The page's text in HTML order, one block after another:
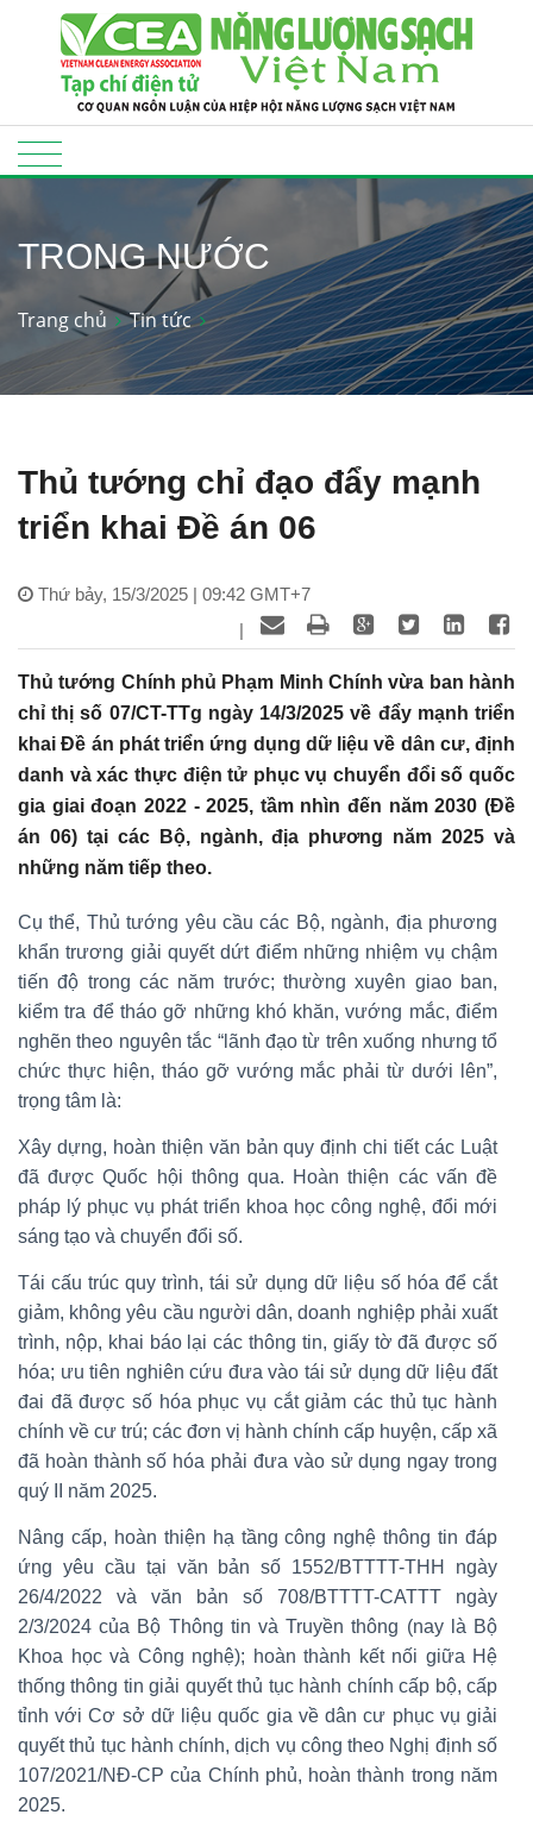
TRONG NƯỚC
Trang chủ Tin tức
Thủ tướng chỉ đạo đẩy mạnh
triển khai Đề án 06
Thứ bảy, 15/3/2025 | 09:42 GMT+7
|
Thủ tướng Chính phủ Phạm Minh Chính vừa ban hành
chỉ thị số 07/CT-TTg ngày 14/3/2025 về đẩy mạnh triển
khai Đề án phát triển ứng dụng dữ liệu về dân cư, định
danh và xác thực điện tử phục vụ chuyển đổi số quốc
gia giai đoạn 2022 - 2025, tầm nhìn đến năm 2030 (Đề
án 06) tại các Bộ, ngành, địa phương năm 2025 và
những năm tiếp theo.
Cụ thể, Thủ tướng yêu cầu các Bộ, ngành, địa phương
khẩn trương giải quyết dứt điểm những nhiệm vụ chậm
tiến độ trong các năm trước; thường xuyên giao ban,
kiểm tra để tháo gỡ những khó khăn, vướng mắc, điểm
nghẽn theo nguyên tắc “lãnh đạo từ trên xuống nhưng tổ
chức thực hiện, tháo gỡ vướng mắc phải từ dưới lên”,
trọng tâm là:
Xây dựng, hoàn thiện văn bản quy định chi tiết các Luật
đã được Quốc hội thông qua. Hoàn thiện các vấn đề
pháp lý phục vụ phát triển khoa học công nghệ, đổi mới
sáng tạo và chuyển đổi số.
Tái cấu trúc quy trình, tái sử dụng dữ liệu số hóa để cắt
giảm, không yêu cầu người dân, doanh nghiệp phải xuất
trình, nộp, khai báo lại các thông tin, giấy tờ đã được số
hóa; ưu tiên nghiên cứu đưa vào tái sử dụng dữ liệu đất
đai đã được số hóa phục vụ cắt giảm các thủ tục hành
chính về cư trú; các đơn vị hành chính cấp huyện, cấp xã
đã hoàn thành số hóa phải đưa vào sử dụng ngay trong
quý II năm 2025.
Nâng cấp, hoàn thiện hạ tầng công nghệ thông tin đáp
ứng yêu cầu tại văn bản số 1552/BTTTT-THH ngày
26/4/2022 và văn bản số 708/BTTTT-CATTT ngày
2/3/2024 của Bộ Thông tin và Truyền thông (nay là Bộ
Khoa học và Công nghệ); hoàn thành kết nối giữa Hệ
thống thông tin giải quyết thủ tục hành chính cấp bộ, cấp
tỉnh với Cơ sở dữ liệu quốc gia về dân cư phục vụ giải
quyết thủ tục hành chính, dịch vụ công theo Nghị định số
107/2021/NĐ-CP của Chính phủ, hoàn thành trong năm
2025.